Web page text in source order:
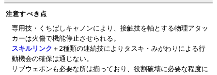
注意すべき点
専用技・くちばしキャノンにより、接触技を軸とする物理アタッ
カーは火傷で機能停止させられる。
スキルリンク ＋2種類の連続技によりタスキ・みがわりによる行
動機会の確保は通じない。
サブウェポンも必要な所は揃っており、役割破壊に必要な程度に